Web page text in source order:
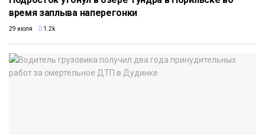
время заплыва наперегонки
29 июля 1.2k